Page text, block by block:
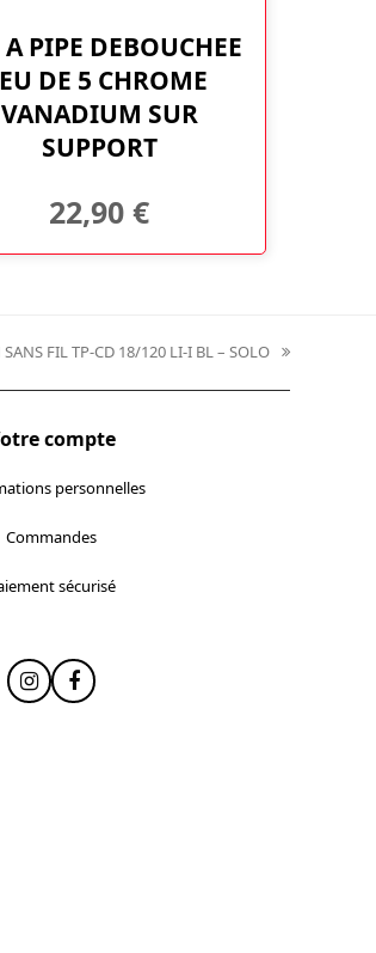
A PIPE DEBOUCHEE
DE 5 CHROME
VANADIUM SUR
SUPPORT
22,90 €
SANS FIL TP-CD 18/120 LI-I BL – SOLO
compte
personnelles
Commandes
sécurisé
Instagram
Facebook